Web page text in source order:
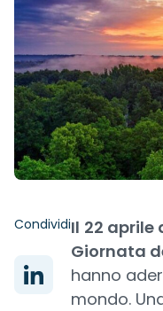
CondividiIl 22 aprile
Giornata
hanno
mondo.